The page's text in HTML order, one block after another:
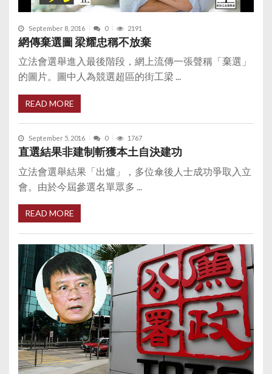
September 8, 2016 0 2191
網傳棄選圖 梁耀忠稱不放棄
立法會選舉進入最後階段，網上流傳一張聲稱「棄選」
的圖片。圖中人為競選超區的街工梁 ...
READ MORE
September 5, 2016 0 1767
直選結果非建制斬獲本土自決建功
立法會選舉結果「出爐」，多位傘後人士成功爭取入立
會。由於今屆參選名單眾多 ...
READ MORE